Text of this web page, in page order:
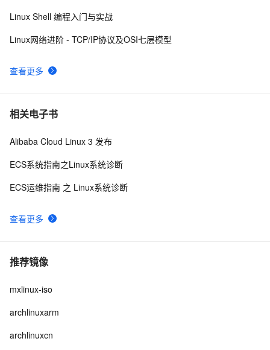
查看更多
Linux Shell 编程入门与实战
Linux网络进阶 - TCP/IP协议及OSI七层模型
相关电子书
查看更多
Alibaba Cloud Linux 3 发布
ECS系统指南之Linux系统诊断
ECS运维指南 之 Linux系统诊断
推荐镜像
mxlinux-iso
archlinuxarm
archlinuxcn